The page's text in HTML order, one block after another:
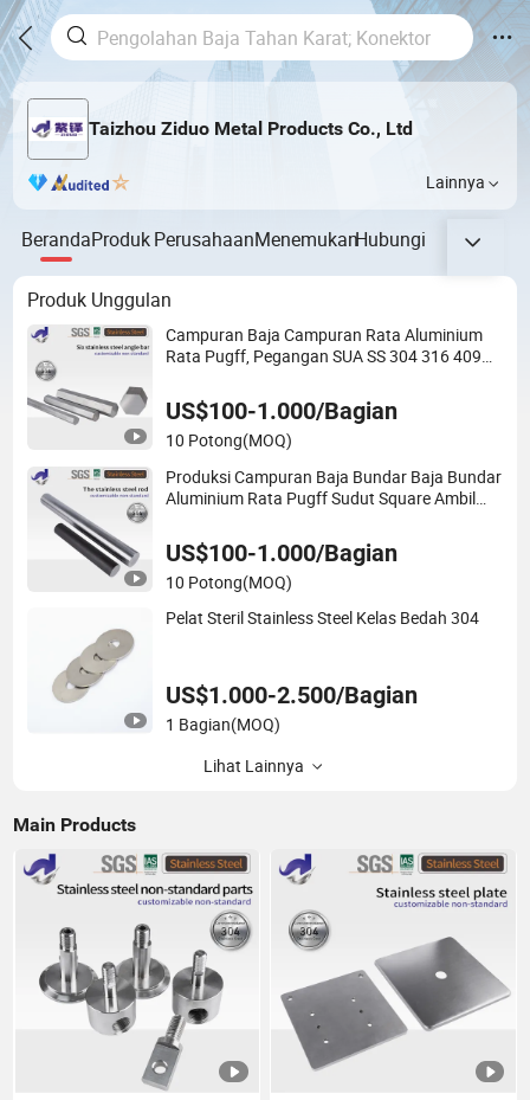
Taizhou Ziduo Metal Products Co., Ltd
Lainnya
BerandaProdukPerusahaanMenemukanHubungi
Produk Unggulan
Campuran Baja Campuran Rata Aluminium
Rata Pugff, Pegangan SUA SS 304 316 409
US$100-1.000/Bagian
10 Potong(MOQ)
Produksi Campuran Baja Bundar Baja Bundar
Aluminium Rata Pugff Sudut Square Ambil
Isi Bar
US$100-1.000/Bagian
10 Potong(MOQ)
Pelat Steril Stainless Steel Kelas Bedah 304
US$1.000-2.500/Bagian
1 Bagian(MOQ)
Lihat Lainnya
Main Products